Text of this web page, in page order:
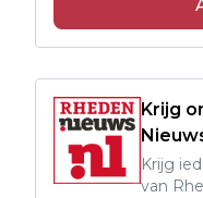
Krijg
Krijg
van